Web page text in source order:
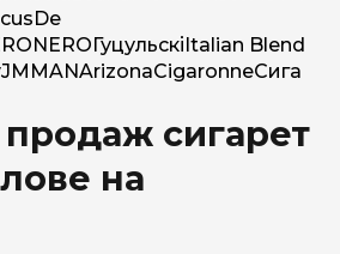
De
NERO Гуцульскі Italian Blend
JM MANArizonaCigaronneСига
сигарет
на